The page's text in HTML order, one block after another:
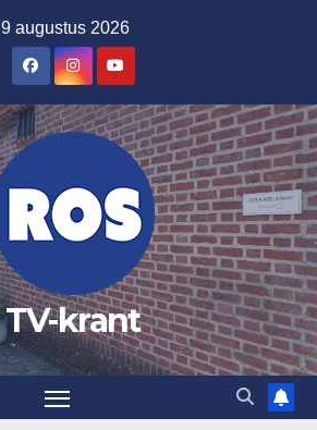
9 augustus 2026
TV-krant